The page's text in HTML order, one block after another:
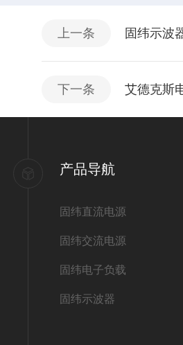
上一条 固纬示波
下一条 艾德克斯
产品导航
固纬直流电源
固纬交流电源
固纬电子负载
固纬示波器